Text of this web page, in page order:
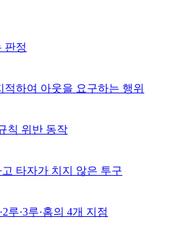
판정
하여 아웃을 요구하는 행위
칙 위반 동작
타자가 치지 않은 투구
루·3루·홈의 4개 지점